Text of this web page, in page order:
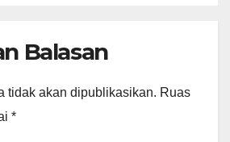
Balasan
tidak akan dipublikasikan. Ruas
*